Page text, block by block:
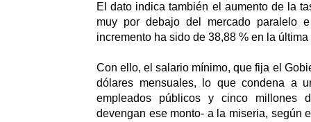
El dato indica también el aumento de la
muy por debajo del mercado paralelo
incremento ha sido de 38,88 % en la última
Con ello, el salario mínimo, que fija el
dólares mensuales, lo que condena a
empleados públicos y cinco millones
devengan ese monto- a la miseria, según